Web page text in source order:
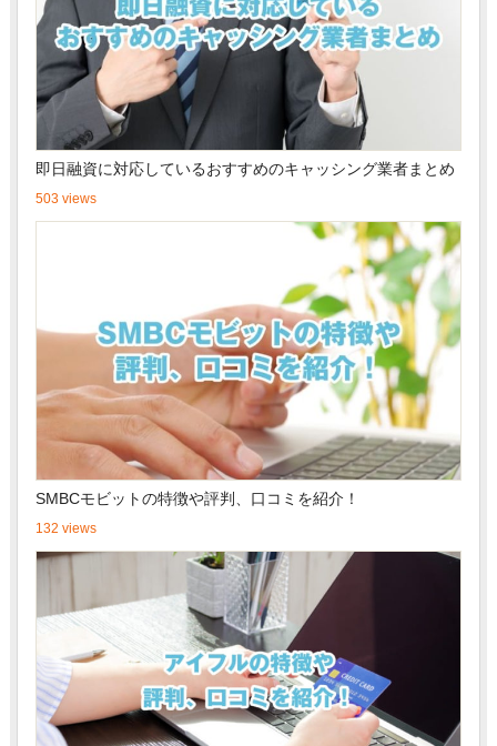
即日融資に対応しているおすすめのキャッシング業者まとめ
503 views
SMBCモビットの特徴や評判、口コミを紹介！
132 views